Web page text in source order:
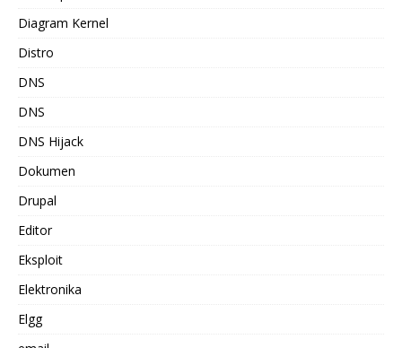
Diagram Kernel
Distro
DNS
DNS
DNS Hijack
Dokumen
Drupal
Editor
Eksploit
Elektronika
Elgg